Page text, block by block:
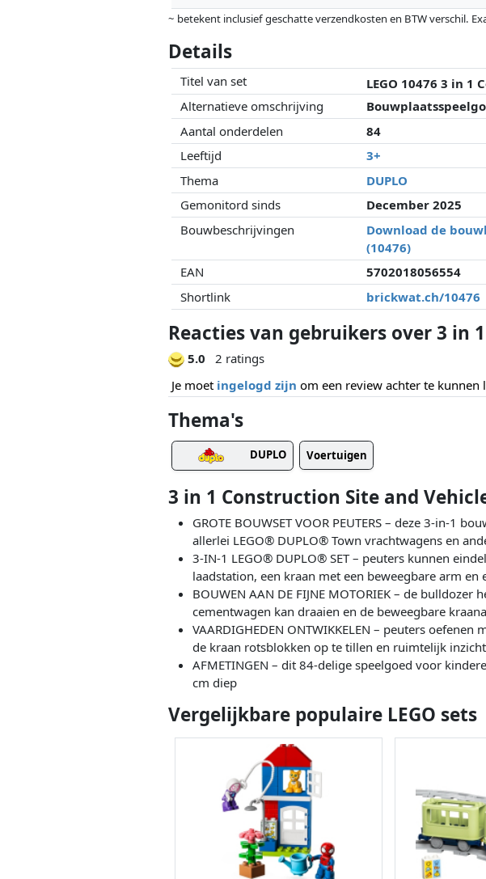
~ betekent inclusief geschatte verzendkosten en BTW verschil.
geen enkele invoed op. Alleen bij gelijke prijzen kunnen
Details
Titel van set
LEGO 10476 3 in 1
Alternatieve omschrijving
Aantal onderdelen
84
Leeftijd
3+
Thema
DUPLO
Gemonitord sinds
December 2025
Bouwbeschrijvingen
Download de
(10476)
EAN
5702018056554
Shortlink
brickwat.ch/10476
Reacties van gebruikers over 3 in
5.0
2 ratings
Je moet ingelogd zijn om een review achter te kunnen
Thema's
DUPLO Voertuigen
3 in 1 Construction Site and
GROTE BOUWSET VOOR PEUTERS – deze 3-in-1
allerlei LEGO® DUPLO® Town vrachtwagens en
3-IN-1 LEGO® DUPLO® SET – peuters kunnen
laadstation, een kraan met een beweegbare arm en
BOUWEN AAN DE FIJNE MOTORIEK – de
cementwagen kan draaien en de beweegbare
VAARDIGHEDEN ONTWIKKELEN – peuters
de kraan rotsblokken op te tillen en ruimtelijk
AFMETINGEN – dit 84-delige speelgoed voor
cm diep
Vergelijkbare populaire LEGO sets